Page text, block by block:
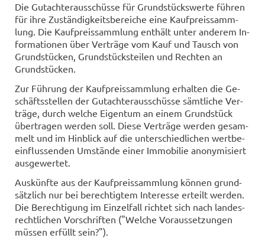
Die Gut­ach­ter­aus­schüs­se für Grund­stücks­wer­te füh­ren
für ihre Zu­stän­dig­keits­be­rei­che eine Kauf­preis­samm­
lung. Die Kauf­preis­samm­lung ent­hält unter an­de­rem In­
for­ma­tio­nen über Ver­trä­ge vom Kauf und Tausch von
Grund­stü­cken, Grund­stücks­tei­len und Rech­ten an
Grund­stü­cken.
Zur Füh­rung der Kauf­preis­samm­lung er­hal­ten die Ge­
schäfts­stel­len der Gut­ach­ter­aus­schüs­se sämt­li­che Ver­
trä­ge, durch wel­che Ei­gen­tum an einem Grund­stück
über­tra­gen wer­den soll. Diese Ver­trä­ge wer­den ge­sam­
melt und im Hin­blick auf die un­ter­schied­li­chen wert­be­
ein­flus­sen­den Um­stän­de einer Im­mo­bi­lie an­ony­mi­siert
aus­ge­wer­tet.
Aus­künf­te aus der Kauf­preis­samm­lung kön­nen grund­
sätz­lich nur bei be­rech­tig­tem In­ter­es­se er­teilt wer­den.
Die Be­rech­ti­gung im Ein­zel­fall rich­tet sich nach lan­des­
recht­li­chen Vor­schrif­ten ("Wel­che Vor­aus­set­zun­gen
müs­sen er­füllt sein?").